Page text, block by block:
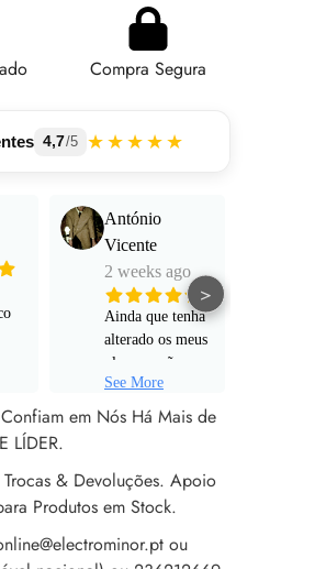
Compra Segura
4,7/5 ★★★★★
António
Vicente
2 weeks ago
Ainda que tenha
alterado os meus
planos e não
tenha avançado
para um pedido
poderia estar
mais satisfeito
cliente prestado
See More
>
em Nós Há Mais de
LÍDER.
& Devoluções. Apoio
Produtos em Stock.
ou